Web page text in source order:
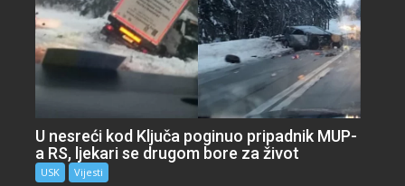
U nesreći kod Ključa poginuo pripadnik MUP-
a RS, ljekari se drugom bore za život
USK Vijesti